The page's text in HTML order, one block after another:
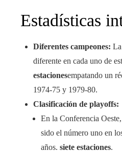
Estadísticas
Diferentes campeones:
diferente en cada uno de
estacionesempatando un
1974-75 y 1979-80.
Clasificación de playoffs:
En la Conferencia
sido el número uno en
años. siete estaciones.